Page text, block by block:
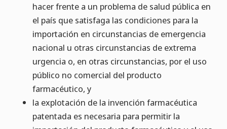
hacer frente a un problema de salud pública en
el país que satisfaga las condiciones para la
importación en circunstancias de emergencia
nacional u otras circunstancias de extrema
urgencia o, en otras circunstancias, por el uso
público no comercial del producto
farmacéutico, y
la explotación de la invención farmacéutica
patentada es necesaria para permitir la